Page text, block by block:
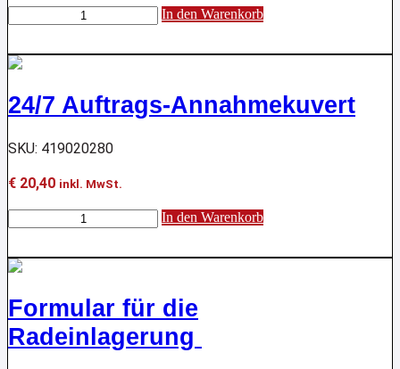
Stunden
Werkstattauftrag
In den Warenkorb
24/7 Auftrags-Annahmekuvert
SKU: 419020280
€ 20,40 inkl. MwSt.
Auftrags-
Menge
In den Warenkorb
Formular für die
Radeinlagerung